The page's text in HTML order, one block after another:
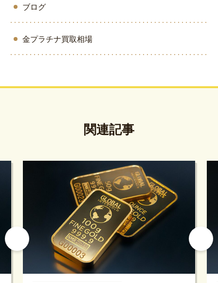
ブログ
金プラチナ買取相場
関連記事